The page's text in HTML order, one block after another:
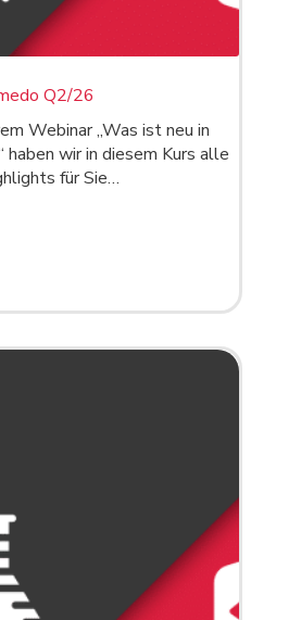
Q2/26
Webinar „Was ist neu in
wir in diesem Kurs alle
für Sie…